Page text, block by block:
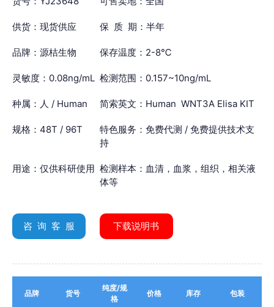
供货：现货供应 保 质 期：半年
品牌：源桔生物 保存温度：2-8℃
灵敏度：0.08ng/mL 检测范围：0.157~10ng/mL
种属：人 / Human 简索英文：Human WNT3A Elisa KIT
规格：48T / 96T
特色服务：免费代测 / 免费提供技术支
持
用途：仅供科研使用 检测样本：血清，血浆，组织，相关液
体等
咨 询 客 服 下载说明书
品牌 货号
纯度/规
格
价格 库存 包装